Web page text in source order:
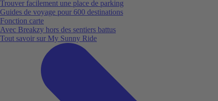
Trouver facilement une place de parking
Guides de voyage pour 600 destinations
Fonction carte
Avec Breakzy hors des sentiers battus
Tout savoir sur My Sunny Ride